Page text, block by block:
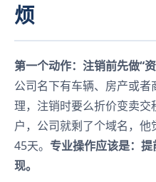
烦
第一个动作：注销前先做“资
公司名下有车辆、房产或
理，注销时要么折价变卖
户，公司就剩了个域名，
45天。 专业操作应该是：
现。